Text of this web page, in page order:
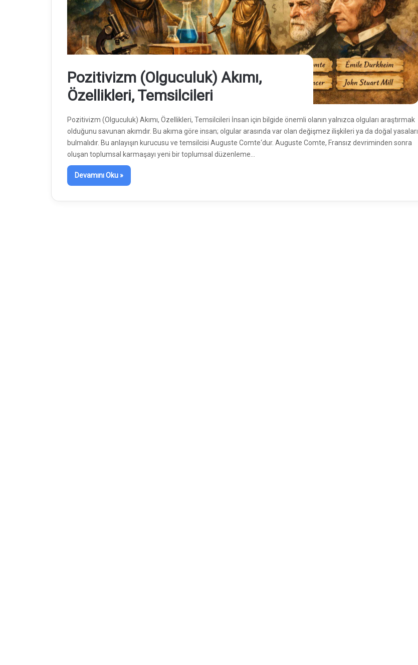
Pozitivizm (Olguculuk) Akımı,
Özellikleri, Temsilcileri
Pozitivizm (Olguculuk) Akımı, Özellikleri, Temsilcileri İnsan için bilgide önemli olanın yalnızca olguları araştırmak
olduğunu savunan akımdır. Bu akıma göre insan; olgular arasında var olan değişmez ilişkileri ya da doğal yasaları
bulmalıdır. Bu anlayışın kurucusu ve temsilcisi Auguste Comte‘dur. Auguste Comte, Fransız devriminden sonra
oluşan toplumsal karmaşayı yeni bir toplumsal düzenleme…
Devamını Oku »